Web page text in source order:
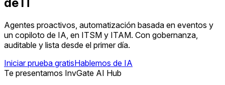
Agentes proactivos, automatización basada en eventos y
un copiloto de IA, en ITSM y ITAM. Con gobernanza,
auditable y lista desde el primer día.
Iniciar prueba gratisHablemos de IA
Te presentamos InvGate AI Hub